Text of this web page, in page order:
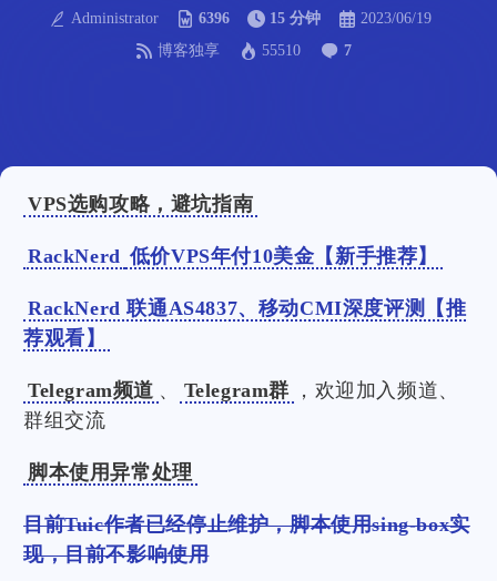
Administrator 6396 15 分钟
2023/06/19
博客独享
55510 7
VPS选购攻略，避坑指南
RackNerd 低价VPS年付10美金【新手推荐】
RackNerd 联通AS4837、移动CMI深度评测【推
荐观看】
Telegram频道 、 Telegram群
，欢迎加入频道、
群组交流
脚本使用异常处理
目前Tuic作者已经停止维护，脚本使用sing-box实
现，目前不影响使用